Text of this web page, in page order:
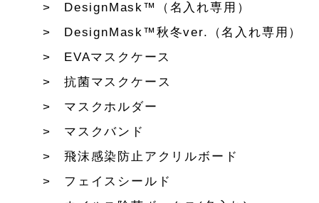
DesignMask™（名入れ専用）
DesignMask™秋冬ver.（名入れ専用）
EVAマスクケース
抗菌マスクケース
マスクホルダー
マスクバンド
飛沫感染防止アクリルボード
フェイスシールド